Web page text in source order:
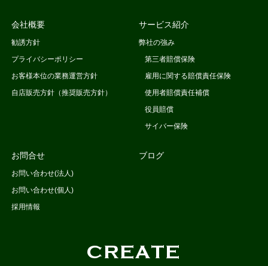
会社概要
勧誘方針
プライバシーポリシー
お客様本位の業務運営方針
自店販売方針（推奨販売方針）
サービス紹介
弊社の強み
第三者賠償保険
雇用に関する賠償責任保険
使用者賠償責任補償
役員賠償
サイバー保険
お問合せ
お問い合わせ(法人)
お問い合わせ(個人)
採用情報
ブログ